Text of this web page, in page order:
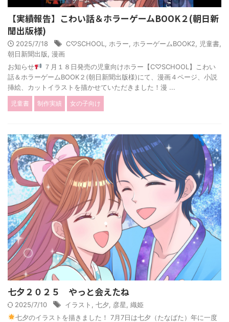
【実績報告】こわい話＆ホラーゲームBOOK２(朝日新
聞出版様)
2025/7/18 C♡SCHOOL ホラー ホラーゲームBOOK2 児童書
朝日新聞出版 漫画
お知らせ
７月１８日発売の児童向けホラー【C♡SCHOOL】こわい
話＆ホラーゲームBOOK２(朝日新聞出版様)にて、漫画４ページ、小説
挿絵、カットイラストを描かせていただきました！漫 ...
児童書 制作実績 女の子向け
七夕２０２５ やっと会えたね
2025/7/10 イラスト 七夕 彦星
織姫
七夕のイラストを描きました！ 7月7日は七夕（たなばた）年に一度